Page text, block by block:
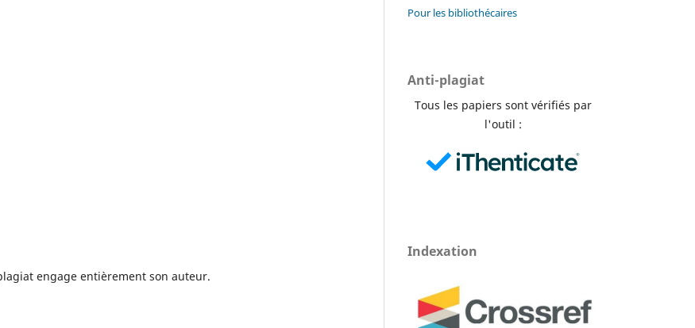
engage entièrement son auteur.
Pour les bibliothécaires
Anti-plagiat
Tous les papiers sont vérifiés par
l'outil :
Indexation